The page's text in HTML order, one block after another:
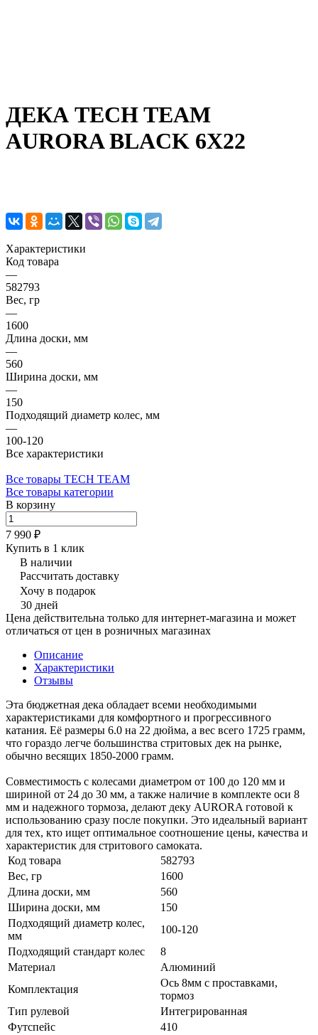
ДЕКА TECH TEAM
AURORA BLACK 6X22
Характеристики
Код товара
—
582793
Вес, гр
—
1600
Длина доски, мм
—
560
Ширина доски, мм
—
150
Подходящий диаметр колес, мм
—
100-120
Все характеристики
Все товары TECH TEAM
Все товары категории
В корзину
7 990 ₽
Купить в 1 клик
В наличии
Рассчитать доставку
Хочу в подарок
30 дней
Цена действительна только для интернет-магазина и может
отличаться от цен в розничных магазинах
Описание
Характеристики
Отзывы
Эта бюджетная дека обладает всеми необходимыми
характеристиками для комфортного и прогрессивного
катания. Её размеры 6.0 на 22 дюйма, а вес всего 1725 грамм,
что гораздо легче большинства стритовых дек на рынке,
обычно весящих 1850-2000 грамм.
Совместимость с колесами диаметром от 100 до 120 мм и
шириной от 24 до 30 мм, а также наличие в комплекте оси 8
мм и надежного тормоза, делают деку AURORA готовой к
использованию сразу после покупки. Это идеальный вариант
для тех, кто ищет оптимальное соотношение цены, качества и
характеристик для стритового самоката.
Код товара
582793
Вес, гр
1600
Длина доски, мм
560
Ширина доски, мм
150
Подходящий диаметр колес,
мм
100-120
Подходящий стандарт колес
8
Материал
Алюминий
Комплектация
Ось 8мм с проставками,
тормоз
Тип рулевой
Интегрированная
Футспейс
410